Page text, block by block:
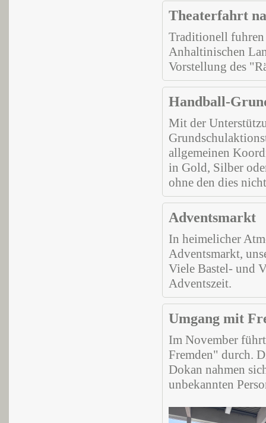
Theaterfahrt
Traditionell fuhren
Anhaltinischen
Vorstellung des
Handball-
Mit der
allgemeinen
in Gold, Silber
ohne den dies
Adventsmarkt
In heimelicher
Adventsmarkt,
Viele Bastel- und
Adventszeit.
Umgang mit
Im November
Fremden" durch.
Dokan nahmen
unbekannten